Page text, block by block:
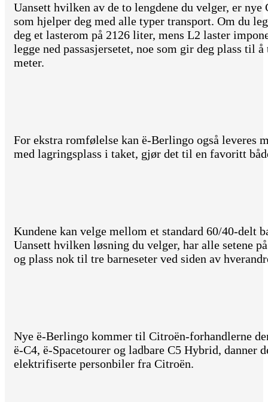
Uansett hvilken av de to lengdene du velger, er
som hjelper deg med alle typer transport. Om du
deg et lasterom på 2126 liter, mens L2 laster
legge ned passasjersetet, noe som gir deg plass til
meter.
For ekstra romfølelse kan ë-Berlingo også leveres
med lagringsplass i taket, gjør det til en favoritt
Kundene kan velge mellom et standard 60/40-delt
Uansett hvilken løsning du velger, har alle setene
og plass nok til tre barneseter ved siden av
Nye ë-Berlingo kommer til Citroën-forhandlerne
ë-C4, ë-Spacetourer og ladbare C5 Hybrid, danner
elektrifiserte personbiler fra Citroën.